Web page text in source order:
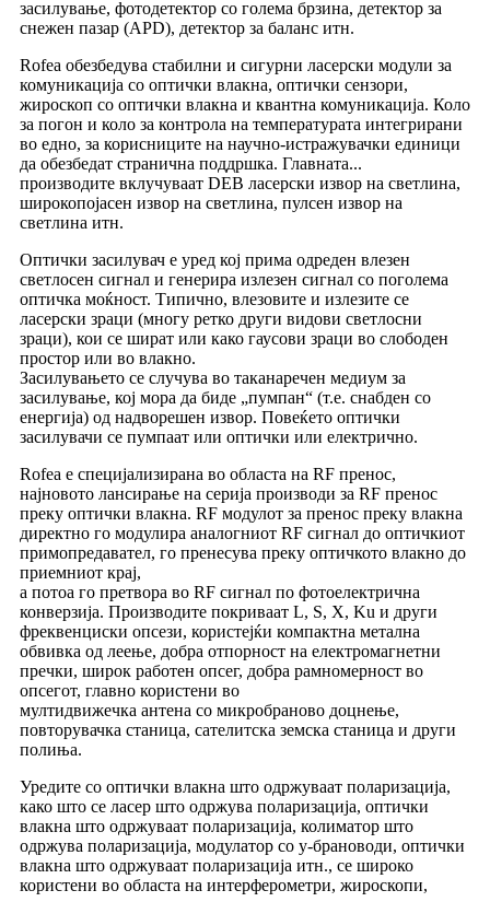
засилување, фотодетектор со голема брзина, детектор за
снежен пазар (APD), детектор за баланс итн.
Rofea обезбедува стабилни и сигурни ласерски модули за
комуникација со оптички влакна, оптички сензори,
жироскоп со оптички влакна и квантна комуникација. Коло
за погон и коло за контрола на температурата интегрирани
во едно, за корисниците на научно-истражувачки единици
да обезбедат странична поддршка. Главната...
производите вклучуваат DEB ласерски извор на светлина,
широкопојасен извор на светлина, пулсен извор на
светлина итн.
Оптички засилувач е уред кој прима одреден влезен
светлосен сигнал и генерира излезен сигнал со поголема
оптичка моќност. Типично, влезовите и излезите се
ласерски зраци (многу ретко други видови светлосни
зраци), кои се шират или како гаусови зраци во слободен
простор или во влакно.
Засилувањето се случува во таканаречен медиум за
засилување, кој мора да биде „пумпан“ (т.е. снабден со
енергија) од надворешен извор. Повеќето оптички
засилувачи се пумпаат или оптички или електрично.
Rofea е специјализирана во областа на RF пренос,
најновото лансирање на серија производи за RF пренос
преку оптички влакна. RF модулот за пренос преку влакна
директно го модулира аналогниот RF сигнал до оптичкиот
примопредавател, го пренесува преку оптичкото влакно до
приемниот крај,
а потоа го претвора во RF сигнал по фотоелектрична
конверзија. Производите покриваат L, S, X, Ku и други
фреквенциски опсези, користејќи компактна метална
обвивка од леење, добра отпорност на електромагнетни
пречки, широк работен опсег, добра рамномерност во
опсегот, главно користени во
мултидвижечка антена со микробраново доцнење,
повторувачка станица, сателитска земска станица и други
полиња.
Уредите со оптички влакна што одржуваат поларизација,
како што се ласер што одржува поларизација, оптички
влакна што одржуваат поларизација, колиматор што
одржува поларизација, модулатор со y-брановоди, оптички
влакна што одржуваат поларизација итн., се широко
користени во областа на интерферометри, жироскопи,